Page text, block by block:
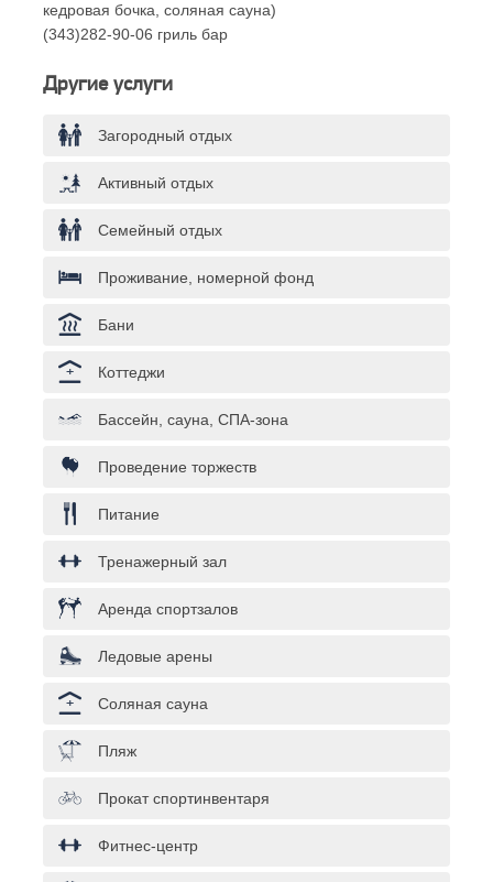
кедровая бочка, соляная сауна)
(343)282-90-06 гриль бар
Другие услуги
Загородный отдых
Активный отдых
Семейный отдых
Проживание, номерной фонд
Бани
Коттеджи
Бассейн, сауна, СПА-зона
Проведение торжеств
Питание
Тренажерный зал
Аренда спортзалов
Ледовые арены
Соляная сауна
Пляж
Прокат спортинвентаря
Фитнес-центр